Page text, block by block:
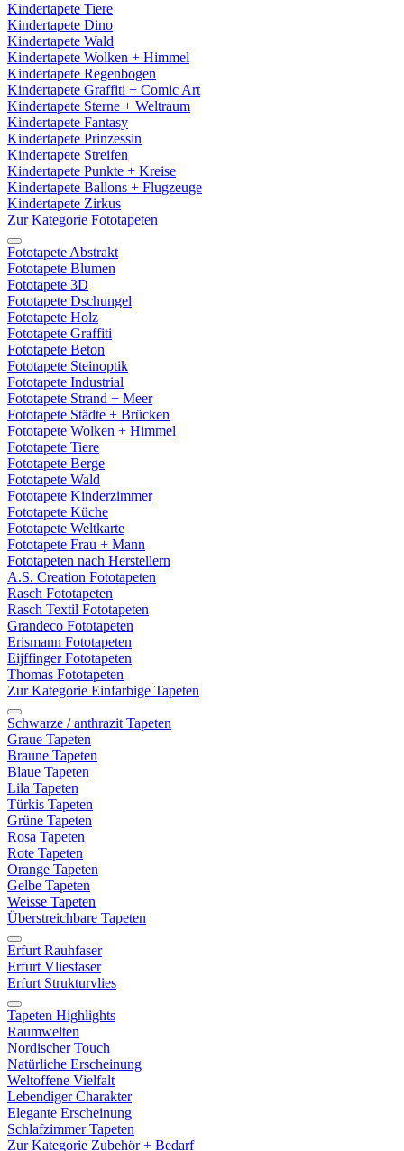
Kindertapete Tiere
Kindertapete Dino
Kindertapete Wald
Kindertapete Wolken + Himmel
Kindertapete Regenbogen
Kindertapete Graffiti + Comic Art
Kindertapete Sterne + Weltraum
Kindertapete Fantasy
Kindertapete Prinzessin
Kindertapete Streifen
Kindertapete Punkte + Kreise
Kindertapete Ballons + Flugzeuge
Kindertapete Zirkus
Zur Kategorie Fototapeten
Fototapete Abstrakt
Fototapete Blumen
Fototapete 3D
Fototapete Dschungel
Fototapete Holz
Fototapete Graffiti
Fototapete Beton
Fototapete Steinoptik
Fototapete Industrial
Fototapete Strand + Meer
Fototapete Städte + Brücken
Fototapete Wolken + Himmel
Fototapete Tiere
Fototapete Berge
Fototapete Wald
Fototapete Kinderzimmer
Fototapete Küche
Fototapete Weltkarte
Fototapete Frau + Mann
Fototapeten nach Herstellern
A.S. Creation Fototapeten
Rasch Fototapeten
Rasch Textil Fototapeten
Grandeco Fototapeten
Erismann Fototapeten
Eijffinger Fototapeten
Thomas Fototapeten
Zur Kategorie Einfarbige Tapeten
Schwarze / anthrazit Tapeten
Graue Tapeten
Braune Tapeten
Blaue Tapeten
Lila Tapeten
Türkis Tapeten
Grüne Tapeten
Rosa Tapeten
Rote Tapeten
Orange Tapeten
Gelbe Tapeten
Weisse Tapeten
Überstreichbare Tapeten
Erfurt Rauhfaser
Erfurt Vliesfaser
Erfurt Strukturvlies
Tapeten Highlights
Raumwelten
Nordischer Touch
Natürliche Erscheinung
Weltoffene Vielfalt
Lebendiger Charakter
Elegante Erscheinung
Schlafzimmer Tapeten
Zur Kategorie Zubehör + Bedarf